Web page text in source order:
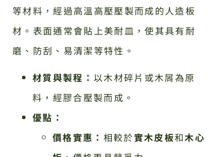
等材料，經過高溫高壓壓製而成的人造板
材。表面通常會貼上美耐皿，使其具有耐
磨、防刮、易清潔等特性。
材質與製程：以木材碎片或木屑為原
料，經膠合壓製而成。
優點：
價格實惠： 相較於實木皮板和木心